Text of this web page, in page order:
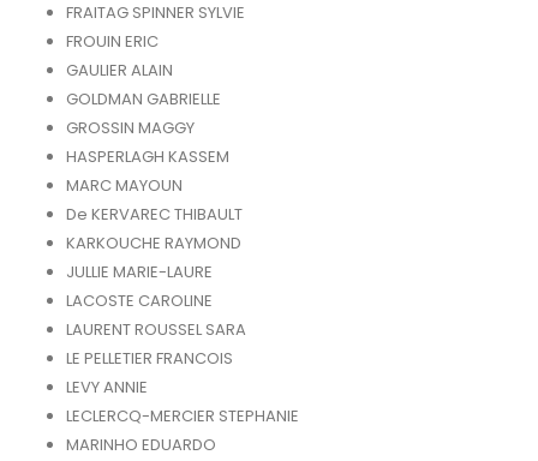
FRAITAG SPINNER SYLVIE
FROUIN ERIC
GAULIER ALAIN
GOLDMAN GABRIELLE
GROSSIN MAGGY
HASPERLAGH KASSEM
MARC MAYOUN
De KERVAREC THIBAULT
KARKOUCHE RAYMOND
JULLIE MARIE-LAURE
LACOSTE CAROLINE
LAURENT ROUSSEL SARA
LE PELLETIER FRANCOIS
LEVY ANNIE
LECLERCQ-MERCIER STEPHANIE
MARINHO EDUARDO